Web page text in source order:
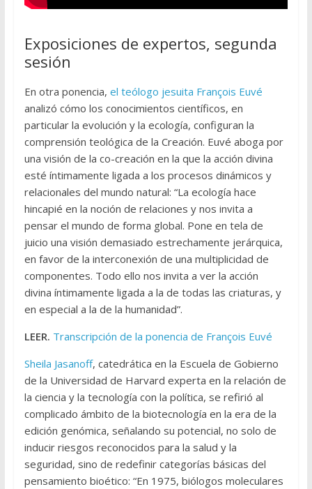
Exposiciones de expertos, segunda
sesión
En otra ponencia, el teólogo jesuita François Euvé
analizó cómo los conocimientos científicos, en
particular la evolución y la ecología, configuran la
comprensión teológica de la Creación. Euvé aboga por
una visión de la co-creación en la que la acción divina
esté íntimamente ligada a los procesos dinámicos y
relacionales del mundo natural: “La ecología hace
hincapié en la noción de relaciones y nos invita a
pensar el mundo de forma global. Pone en tela de
juicio una visión demasiado estrechamente jerárquica,
en favor de la interconexión de una multiplicidad de
componentes. Todo ello nos invita a ver la acción
divina íntimamente ligada a la de todas las criaturas, y
en especial a la de la humanidad”.
LEER. Transcripción de la ponencia de François Euvé
Sheila Jasanoff, catedrática en la Escuela de Gobierno
de la Universidad de Harvard experta en la relación de
la ciencia y la tecnología con la política, se refirió al
complicado ámbito de la biotecnología en la era de la
edición genómica, señalando su potencial, no solo de
inducir riesgos reconocidos para la salud y la
seguridad, sino de redefinir categorías básicas del
pensamiento bioético: “En 1975, biólogos moleculares